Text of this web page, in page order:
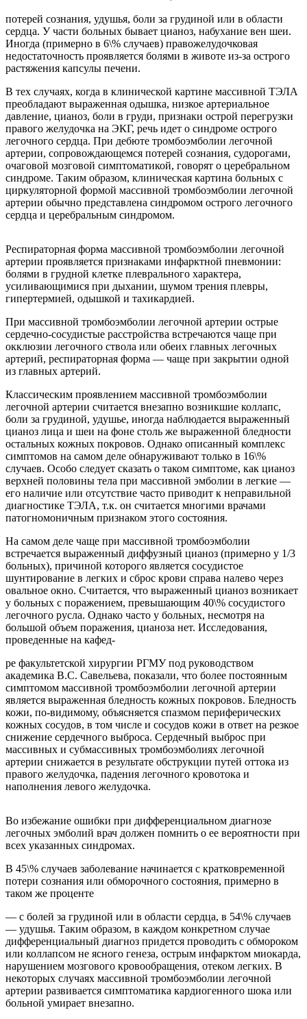
потерей сознания, удушья, боли за грудиной или в области
сердца. У части больных бывает цианоз, набухание вен шеи.
Иногда (примерно в 6\% случаев) правожелудочковая
недостаточность проявляется болями в животе из-за острого
растяжения капсулы печени.
В тех случаях, когда в клинической картине массивной ТЭЛА
преобладают выраженная одышка, низкое артериальное
давление, цианоз, боли в груди, признаки острой перегрузки
правого желудочка на ЭКГ, речь идет о синдроме острого
легочного сердца. При дебюте тромбоэмболии легочной
артерии, сопровождающемся потерей сознания, судорогами,
очаговой мозговой симптоматикой, говорят о церебральном
синдроме. Таким образом, клиническая картина больных с
циркуляторной формой массивной тромбоэмболии легочной
артерии обычно представлена синдромом острого легочного
сердца и церебральным синдромом.
Респираторная форма массивной тромбоэмболии легочной
артерии проявляется признаками инфарктной пневмонии:
болями в грудной клетке плеврального характера,
усиливающимися при дыхании, шумом трения плевры,
гипертермией, одышкой и тахикардией.
При массивной тромбоэмболии легочной артерии острые
сердечно-сосудистые расстройства встречаются чаще при
окклюзии легочного ствола или обеих главных легочных
артерий, респираторная форма — чаще при закрытии одной
из главных артерий.
Классическим проявлением массивной тромбоэмболии
легочной артерии считается внезапно возникшие коллапс,
боли за грудиной, удушье, иногда наблюдается выраженный
цианоз лица и шеи на фоне столь же выраженной бледности
остальных кожных покровов. Однако описанный комплекс
симптомов на самом деле обнаруживают только в 16\%
случаев. Особо следует сказать о таком симптоме, как цианоз
верхней половины тела при массивной эмболии в легкие —
его наличие или отсутствие часто приводит к неправильной
диагностике ТЭЛА, т.к. он считается многими врачами
патогномоничным признаком этого состояния.
На самом деле чаще при массивной тромбоэмболии
встречается выраженный диффузный цианоз (примерно у 1/3
больных), причиной которого является сосудистое
шунтирование в легких и сброс крови справа налево через
овальное окно. Считается, что выраженный цианоз возникает
у больных с поражением, превышающим 40\% сосудистого
легочного русла. Однако часто у больных, несмотря на
большой объем поражения, цианоза нет. Исследования,
проведенные на кафед-
ре факультетской хирургии РГМУ под руководством
академика В.С. Савельева, показали, что более постоянным
симптомом массивной тромбоэмболии легочной артерии
является выраженная бледность кожных покровов. Бледность
кожи, по-видимому, объясняется спазмом периферических
кожных сосудов, в том числе и сосудов кожи в ответ на резкое
снижение сердечного выброса. Сердечный выброс при
массивных и субмассивных тромбоэмболиях легочной
артерии снижается в результате обструкции путей оттока из
правого желудочка, падения легочного кровотока и
наполнения левого желудочка.
Во избежание ошибки при дифференциальном диагнозе
легочных эмболий врач должен помнить о ее вероятности при
всех указанных синдромах.
В 45\% случаев заболевание начинается с кратковременной
потери сознания или обморочного состояния, примерно в
таком же проценте
— с болей за грудиной или в области сердца, в 54\% случаев
— удушья. Таким образом, в каждом конкретном случае
дифференциальный диагноз придется проводить с обмороком
или коллапсом не ясного генеза, острым инфарктом миокарда,
нарушением мозгового кровообращения, отеком легких. В
некоторых случаях массивной тромбоэмболии легочной
артерии развивается симптоматика кардиогенного шока или
больной умирает внезапно.